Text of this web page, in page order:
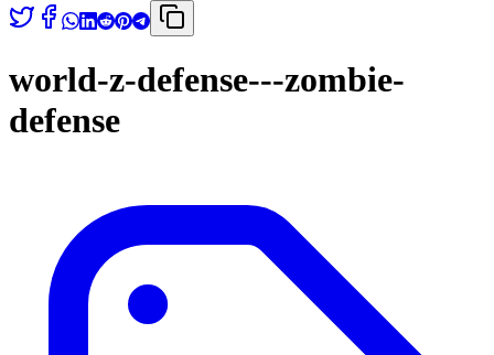
world-z-defense---zombie-
defense